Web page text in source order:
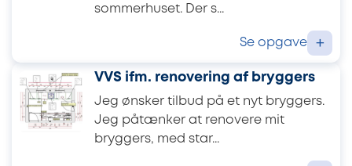
sommerhuset. Der s...
Se opgave +
VVS ifm. renovering af bryggers
Jeg ønsker tilbud på et nyt bryggers.
Jeg påtænker at renovere mit
bryggers, med star...